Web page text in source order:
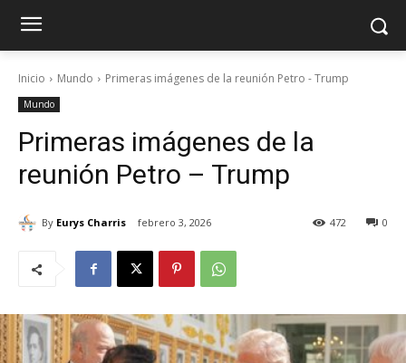
Inicio Mundo Primeras imágenes de la reunión Petro - Trump
Mundo
Primeras imágenes de la
reunión Petro – Trump
By Eurys Charris febrero 3, 2026 0
472